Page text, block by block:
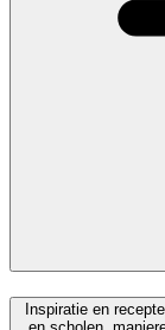
Inspiratie en